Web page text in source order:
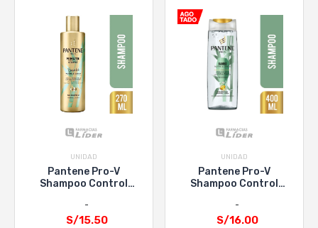
UNIDAD
Pantene Pro-V
Shampoo Control
S/15.50
UNIDAD
Pantene Pro-V
Shampoo Control
S/16.00